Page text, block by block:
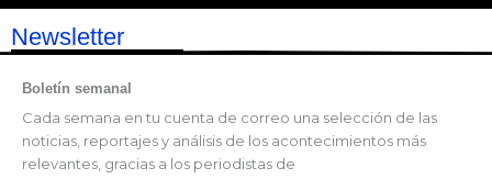
Newsletter
Boletín semanal
Cada semana en tu cuenta de correo una selección de las
noticias, reportajes y análisis de los acontecimientos más
relevantes, gracias a los periodistas de